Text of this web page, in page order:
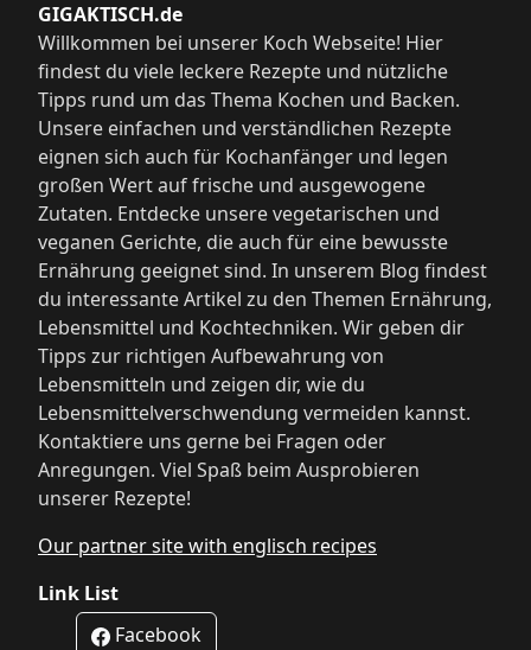
GIGAKTISCH.de
Willkommen bei unserer Koch Webseite! Hier
findest du viele leckere Rezepte und nützliche
Tipps rund um das Thema Kochen und Backen.
Unsere einfachen und verständlichen Rezepte
eignen sich auch für Kochanfänger und legen
großen Wert auf frische und ausgewogene
Zutaten. Entdecke unsere vegetarischen und
veganen Gerichte, die auch für eine bewusste
Ernährung geeignet sind. In unserem Blog findest
du interessante Artikel zu den Themen Ernährung,
Lebensmittel und Kochtechniken. Wir geben dir
Tipps zur richtigen Aufbewahrung von
Lebensmitteln und zeigen dir, wie du
Lebensmittelverschwendung vermeiden kannst.
Kontaktiere uns gerne bei Fragen oder
Anregungen. Viel Spaß beim Ausprobieren
unserer Rezepte!
Our partner site with englisch recipes
Link List
Facebook